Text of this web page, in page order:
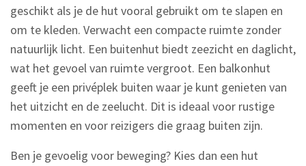
geschikt als je de hut vooral gebruikt om te slapen en
om te kleden. Verwacht een compacte ruimte zonder
natuurlijk licht. Een buitenhut biedt zeezicht en daglicht,
wat het gevoel van ruimte vergroot. Een balkonhut
geeft je een privéplek buiten waar je kunt genieten van
het uitzicht en de zeelucht. Dit is ideaal voor rustige
momenten en voor reizigers die graag buiten zijn.
Ben je gevoelig voor beweging? Kies dan een hut